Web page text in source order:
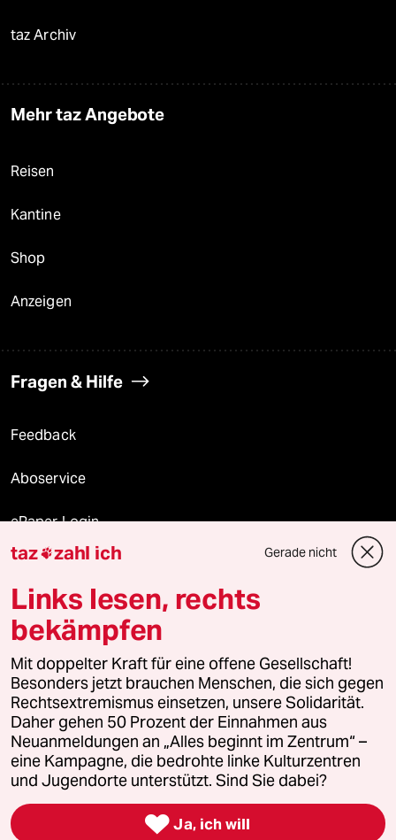
taz Archiv
Mehr taz Angebote
Reisen
Kantine
Shop
Anzeigen
Fragen & Hilfe
Feedback
Aboservice
ePaper Login
Downloads für Abonnierende
© 2026 taz Verlags und Vertriebs GmbH
Alle Rechte vorbehalten. Bei rechtlichen Fragen oder für Genehmigungen
wenden Sie sich bitte an lizenzen@taz.de
Feedback Redaktionsstatut Kommune-Richtlinien
Leitlinie Informant Datenschutz Impressum AGB
Seitenwende Einwilligungen widerrufen (Ads)
taz zahl ich Gerade nicht
Links lesen, rechts
bekämpfen
Mit doppelter Kraft für eine offene Gesellschaft!
Besonders jetzt brauchen Menschen, die sich gegen
Rechtsextremismus einsetzen, unsere Solidarität.
Daher gehen 50 Prozent der Einnahmen aus
Neuanmeldungen an „Alles beginnt im Zentrum“ –
eine Kampagne, die bedrohte linke Kulturzentren
und Jugendorte unterstützt. Sind Sie dabei?
 Ja, ich will